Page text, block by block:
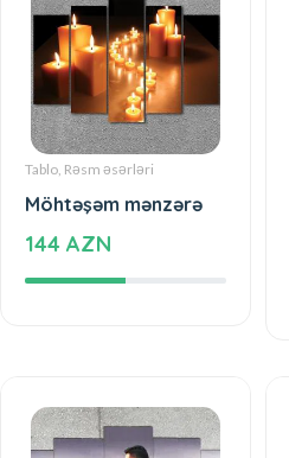
Tablo, Rəsm əsərləri
Möhtəşəm mənzərə
144 AZN